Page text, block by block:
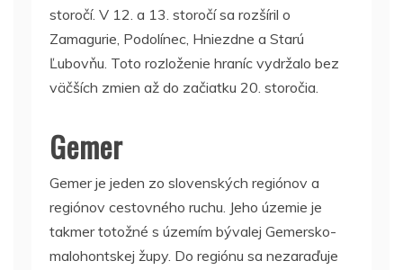
storočí. V 12. a 13. storočí sa rozšíril o
Zamagurie, Podolínec, Hniezdne a Starú
Ľubovňu. Toto rozloženie hraníc vydržalo bez
väčších zmien až do začiatku 20. storočia.
Gemer
Gemer je jeden zo slovenských regiónov a
regiónov cestovného ruchu. Jeho územie je
takmer totožné s územím bývalej Gemersko-
malohontskej župy. Do regiónu sa nezaraďuje